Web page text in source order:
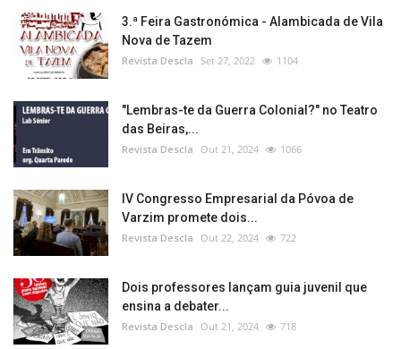
3.ª Feira Gastronómica - Alambicada de Vila
Nova de Tazem
Revista Descla Set 27, 2022 1104
"Lembras-te da Guerra Colonial?" no Teatro
das Beiras,...
Revista Descla Out 21, 2024 1066
IV Congresso Empresarial da Póvoa de
Varzim promete dois...
Revista Descla Out 22, 2024 722
Dois professores lançam guia juvenil que
ensina a debater...
Revista Descla Out 21, 2024 718